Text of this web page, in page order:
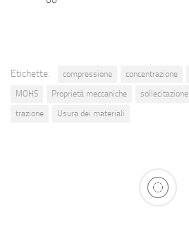
Etichette: compressione concentrazione
MOHS
Proprietà meccaniche sollecitazione
trazione
Usura dei materiali